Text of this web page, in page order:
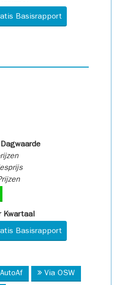
Basisrapport
Kwartaal
Basisrapport
Via OSW